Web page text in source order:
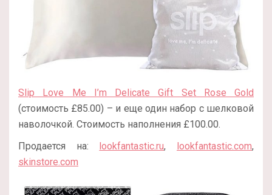
Slip Love Me I’m Delicate Gift Set Rose Gold
(стоимость £85.00) – и еще один набор с шелковой
наволочкой. Стоимость наполнения £100.00.
Продается на:
lookfantastic.ru, lookfantastic.com,
skinstore.com